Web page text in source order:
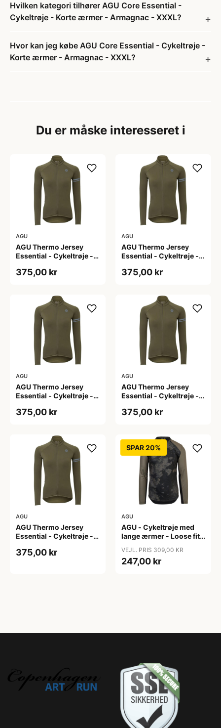
Hvilken kategori tilhører AGU Core Essential -
Cykeltrøje - Korte ærmer - Armagnac - XXXL?
Hvor kan jeg købe AGU Core Essential - Cykeltrøje -
Korte ærmer - Armagnac - XXXL?
Du er måske interesseret i
AGU
AGU Thermo Jersey
Essential - Cykeltrøje -
L
375,00 kr
AGU
AGU Thermo Jersey
Essential - Cykeltrøje -
M
375,00 kr
AGU
AGU Thermo Jersey
Essential - Cykeltrøje -
S
375,00 kr
AGU
AGU Thermo Jersey
Essential - Cykeltrøje -
XL
375,00 kr
AGU
AGU Thermo Jersey
Essential - Cykeltrøje -
XXL
375,00 kr
SPAR 20%
AGU
AGU - Cykeltrøje med
lange ærmer - Loose fit -
VEJL. PRIS 309,00 KR
247,00 kr